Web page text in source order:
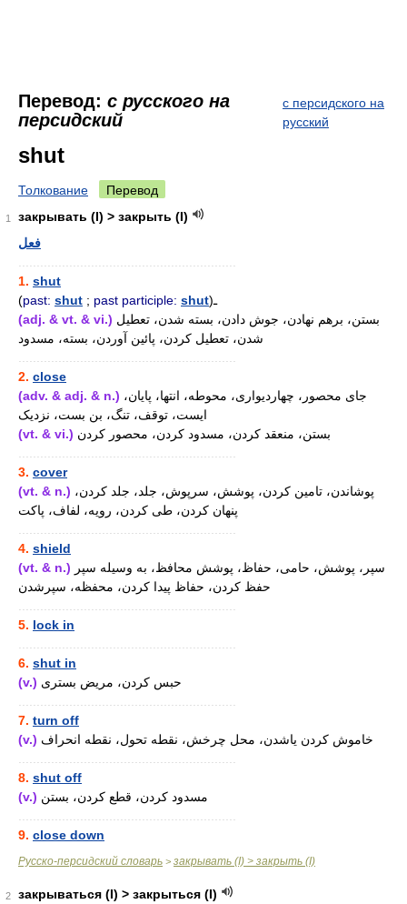
Перевод: с русского на
персидский
с персидского на
русский
shut
Толкование Перевод
1
закрывать (I) > закрыть (I)
فعل
1. shut
(past: shut ; past participle: shut )ـ
(adj. & vt. & vi.)
شدن، تعطیل کردن، پائین آوردن، بسته، مسدود
2. close
(adv. & adj. & n.)
ایست، توقف، تنگ، بن بست، نزدیک
(vt. & vi.) بستن، منعقد کردن، مسدود کردن، محصور کردن
3. cover
(vt. & n.)
پنهان کردن، طی کردن، رویه، لفاف، پاکت
4. shield
(vt. & n.)
حفظ کردن، حفاظ پیدا کردن، محفظه، سپرشدن
5. lock in
6. shut in
(v.) حبس کردن، مریض بستری
7. turn off
(v.) خاموش کردن یاشدن، محل چرخش، نقطه تحول، نقطه انحراف
8. shut off
(v.) مسدود کردن، قطع کردن، بستن
9. close down
Русско-персидский словарь > закрывать (I) > закрыть (I)
2
закрываться (I) > закрыться (I)